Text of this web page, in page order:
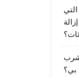
بي؟